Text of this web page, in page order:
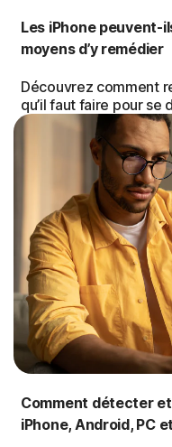
Les iPhone peuvent-
moyens d’y remédier
Découvrez comment
qu’il faut faire pour se
Comment détecter
iPhone, Android, PC